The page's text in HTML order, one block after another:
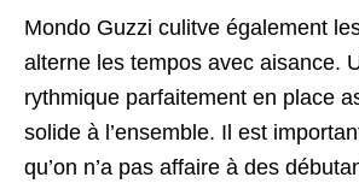
Mondo Guzzi culitve également
alterne les tempos avec aisance.
rythmique parfaitement en place
solide à l’ensemble. Il est
qu’on n’a pas affaire à des